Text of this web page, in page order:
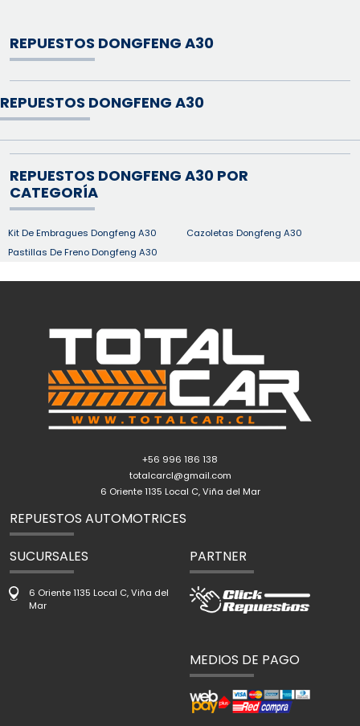
REPUESTOS DONGFENG A30
REPUESTOS DONGFENG A30
REPUESTOS DONGFENG A30 POR
CATEGORÍA
Kit De Embragues Dongfeng A30
Cazoletas Dongfeng A30
Pastillas De Freno Dongfeng A30
+56 996 186 138
totalcarcl@gmail.com
6 Oriente 1135 Local C, Viña del Mar
REPUESTOS AUTOMOTRICES
SUCURSALES
6 Oriente 1135 Local C, Viña del
Mar
PARTNER
MEDIOS DE PAGO